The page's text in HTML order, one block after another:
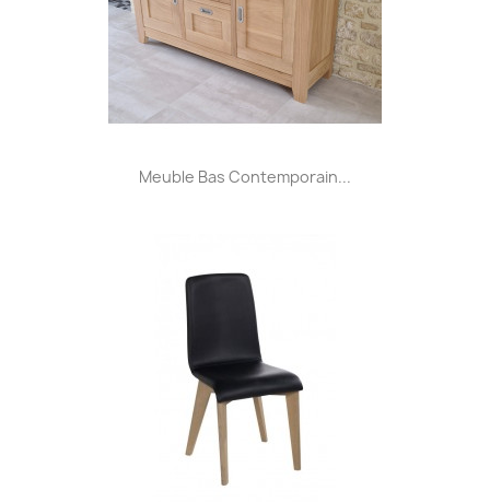
Meuble Bas Contemporain...